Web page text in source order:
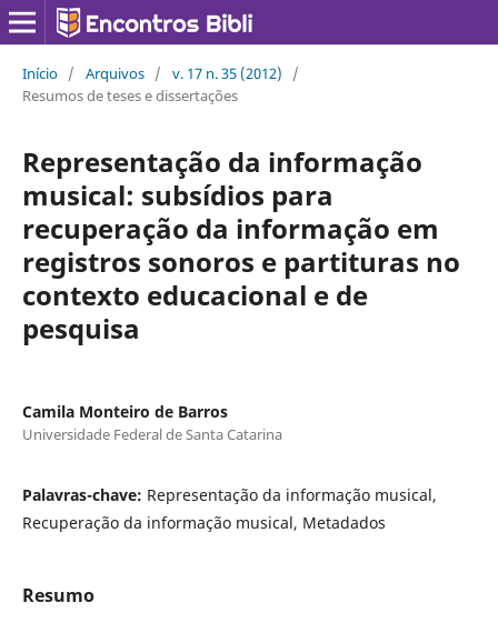
Início / Arquivos / v. 17 n. 35 (2012)
/
Resumos de teses e dissertações
Representação da informação
musical: subsídios para
recuperação da informação em
registros sonoros e partituras no
contexto educacional e de
pesquisa
Camila Monteiro de Barros
Universidade Federal de Santa Catarina
Palavras-chave: Representação da informação musical,
Recuperação da informação musical, Metadados
Resumo